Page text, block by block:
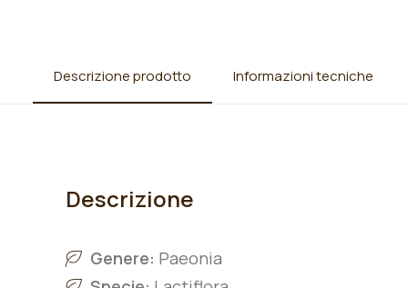
Descrizione prodotto Informazioni tecniche
Descrizione
Genere: Paeonia